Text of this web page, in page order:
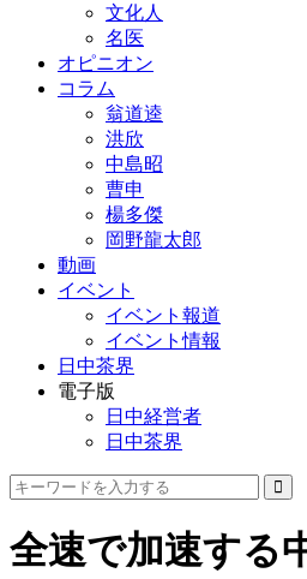
文化人
名医
オピニオン
コラム
翁道逵
洪欣
中島昭
曹申
楊多傑
岡野龍太郎
動画
イベント
イベント報道
イベント情報
日中茶界
電子版
日中経営者
日中茶界
全速で加速する